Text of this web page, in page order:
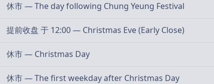
休市 — The day following Chung Yeung Festival
提前收盘 于 12:00 — Christmas Eve (Early Close)
休市 — Christmas Day
休市 — The first weekday after Christmas Day